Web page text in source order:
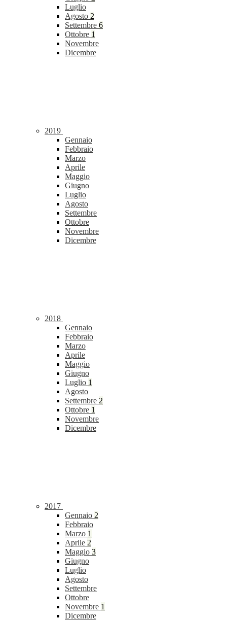
Luglio
Agosto 2
Settembre 6
Ottobre 1
Novembre
Dicembre
2019
Gennaio
Febbraio
Marzo
Aprile
Maggio
Giugno
Luglio
Agosto
Settembre
Ottobre
Novembre
Dicembre
2018
Gennaio
Febbraio
Marzo
Aprile
Maggio
Giugno
Luglio 1
Agosto
Settembre 2
Ottobre 1
Novembre
Dicembre
2017
Gennaio 2
Febbraio
Marzo 1
Aprile 2
Maggio 3
Giugno
Luglio
Agosto
Settembre
Ottobre
Novembre 1
Dicembre